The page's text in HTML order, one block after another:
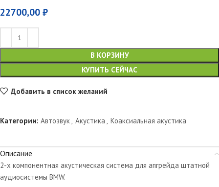
22700,00 ₽
В КОРЗИНУ
КУПИТЬ СЕЙЧАС
Добавить в список желаний
Категории: Автозвук, Акустика , Коаксиальная акустика
Описание
2-х компонентная акустическая система для апгрейда штатной
аудиосистемы BMW.